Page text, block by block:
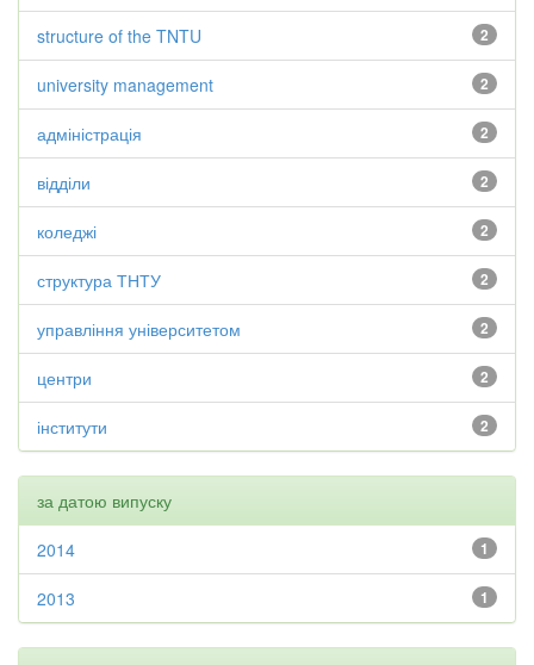
2
structure of the TNTU
2
university management
2
адміністрація
2
відділи
2
коледжі
2
структура ТНТУ
2
управління університетом
2
центри
2
інститути
за датою випуску
1
2014
1
2013